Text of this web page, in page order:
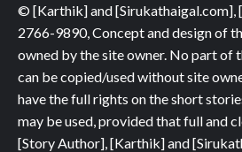
© [Karthik] and [Sirukathaigal.com],
2766-9890, Concept and design of
owned by the site owner. No part of
can be copied/used without site
have the full rights on the short
may be used, provided that full and
[Story Author], [Karthik] and